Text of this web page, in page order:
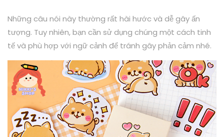
Những câu nói này thường rất hài hước và dễ gây ấn
tượng. Tuy nhiên, bạn cần sử dụng chúng một cách tinh
tế và phù hợp với ngữ cảnh để tránh gây phản cảm nhé.